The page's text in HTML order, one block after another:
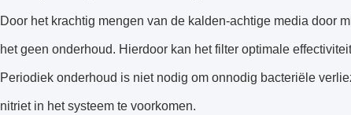
Door het krachtig mengen van de kalden-achtige media door
het geen onderhoud. Hierdoor kan het filter optimale
Periodiek onderhoud is niet nodig om onnodig bacteriële
nitriet in het systeem te voorkomen.